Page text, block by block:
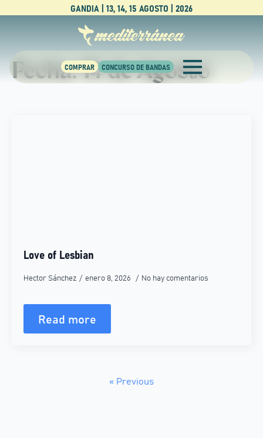
GANDIA | 13, 14, 15 AGOSTO | 2026
Fecha:14 de Agosto
Love of Lesbian
Hector Sánchez enero 8, 2026 No hay comentarios
Read more
« Previous